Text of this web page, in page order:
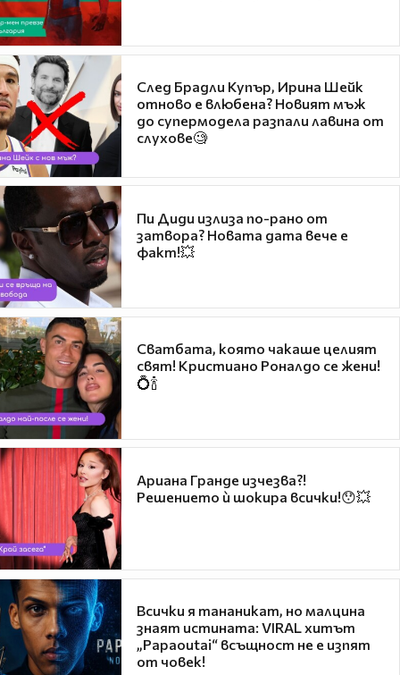
След Брадли Купър, Ирина Шейк
отново е влюбена? Новият мъж
до супермодела разпали лавина от
слухове🧐
Пи Диди излиза по-рано от
затвора? Новата дата вече е
факт!💥
Сватбата, която чакаше целият
свят! Кристиано Роналдо се жени!
💍🍾
Ариана Гранде изчезва?!
Решението ѝ шокира всички!😯💥
Всички я тананикат, но малцина
знаят истината: VIRAL хитът
„Papaoutai“ всъщност не е изпят
от човек!